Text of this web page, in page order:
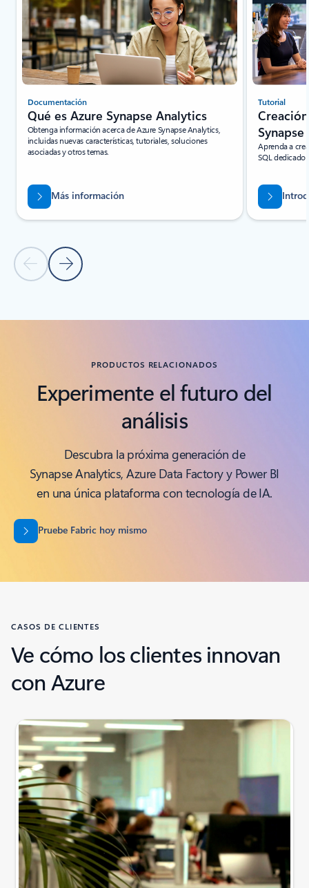
Diapositiva anterior: sección de la pestaña Inicios rápidos
Siguiente diapositiva: sección de la pestaña
Documentación
Qué es Azure Synapse Analytics
Obtenga información acerca de Azure Synapse Analytics,
incluidas nuevas características, tutoriales, soluciones
asociadas y otros temas.
Más información
Tutorial
Synapse
Aprenda a
SQL dedicado
Volver a Recursos: sección de la pestaña Inicios rápidos y tutoriales
PRODUCTOS RELACIONADOS
Experimente el futuro del
análisis
Descubra la próxima generación de
Synapse Analytics, Azure Data Factory y Power BI
en una única plataforma con tecnología de IA.
Pruebe Fabric hoy mismo
CASOS DE CLIENTES
Ve cómo los clientes innovan
con Azure
2